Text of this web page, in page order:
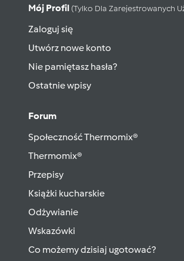
Mój Profil (tylko Dla Zarejestrowanych
Zaloguj się
Utwórz nowe konto
Nie pamiętasz hasła?
Ostatnie wpisy
Forum
Społeczność Thermomix®
Thermomix®
Przepisy
Książki kucharskie
Odżywianie
Wskazówki
Co możemy dzisiaj ugotować?